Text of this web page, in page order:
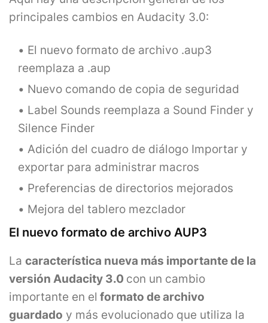
principales cambios en Audacity 3.0:
El nuevo formato de archivo .aup3
reemplaza a .aup
Nuevo comando de copia de seguridad
Label Sounds reemplaza a Sound Finder y
Silence Finder
Adición del cuadro de diálogo Importar y
exportar para administrar macros
Preferencias de directorios mejorados
Mejora del tablero mezclador
El nuevo formato de archivo AUP3
La característica nueva más importante de la
versión Audacity 3.0 con un cambio
importante en el formato de archivo
guardado y más evolucionado que utiliza la